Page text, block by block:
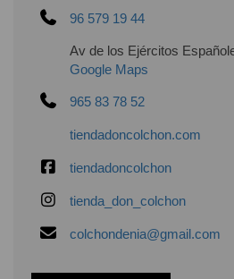
96 579 19 44
Av de los Ejércitos
Google Maps
965 83 78 52
tiendadoncolchon.com
tiendadoncolchon
tienda_don_colchon
colchondenia@gmail.com